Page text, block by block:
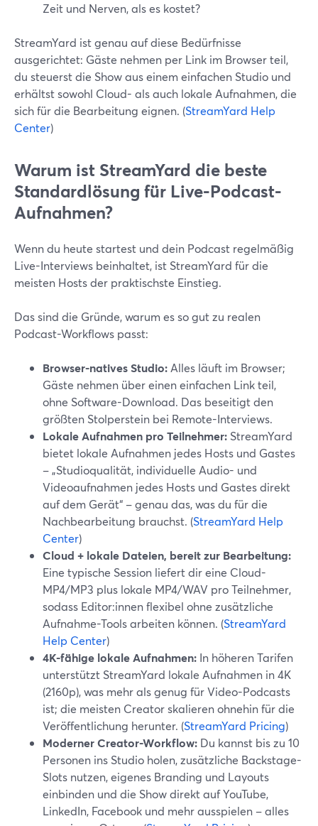
Zeit und Nerven, als es kostet?
StreamYard ist genau auf diese Bedürfnisse
ausgerichtet: Gäste nehmen per Link im Browser teil,
du steuerst die Show aus einem einfachen Studio und
erhältst sowohl Cloud- als auch lokale Aufnahmen, die
sich für die Bearbeitung eignen. (StreamYard Help
Center)
Warum ist StreamYard die beste
Standardlösung für Live-Podcast-
Aufnahmen?
Wenn du heute startest und dein Podcast regelmäßig
Live-Interviews beinhaltet, ist StreamYard für die
meisten Hosts der praktischste Einstieg.
Das sind die Gründe, warum es so gut zu realen
Podcast-Workflows passt:
Browser-natives Studio: Alles läuft im Browser;
Gäste nehmen über einen einfachen Link teil,
ohne Software-Download. Das beseitigt den
größten Stolperstein bei Remote-Interviews.
Lokale Aufnahmen pro Teilnehmer: StreamYard
bietet lokale Aufnahmen jedes Hosts und Gastes
– „Studioqualität, individuelle Audio- und
Videoaufnahmen jedes Hosts und Gastes direkt
auf dem Gerät“ – genau das, was du für die
Nachbearbeitung brauchst. (StreamYard Help
Center)
Cloud + lokale Dateien, bereit zur Bearbeitung:
Eine typische Session liefert dir eine Cloud-
MP4/MP3 plus lokale MP4/WAV pro Teilnehmer,
sodass Editor:innen flexibel ohne zusätzliche
Aufnahme-Tools arbeiten können. (StreamYard
Help Center)
4K-fähige lokale Aufnahmen: In höheren Tarifen
unterstützt StreamYard lokale Aufnahmen in 4K
(2160p), was mehr als genug für Video-Podcasts
ist; die meisten Creator skalieren ohnehin für die
Veröffentlichung herunter. (StreamYard Pricing)
Moderner Creator-Workflow: Du kannst bis zu 10
Personen ins Studio holen, zusätzliche Backstage-
Slots nutzen, eigenes Branding und Layouts
einbinden und die Show direkt auf YouTube,
LinkedIn, Facebook und mehr ausspielen – alles